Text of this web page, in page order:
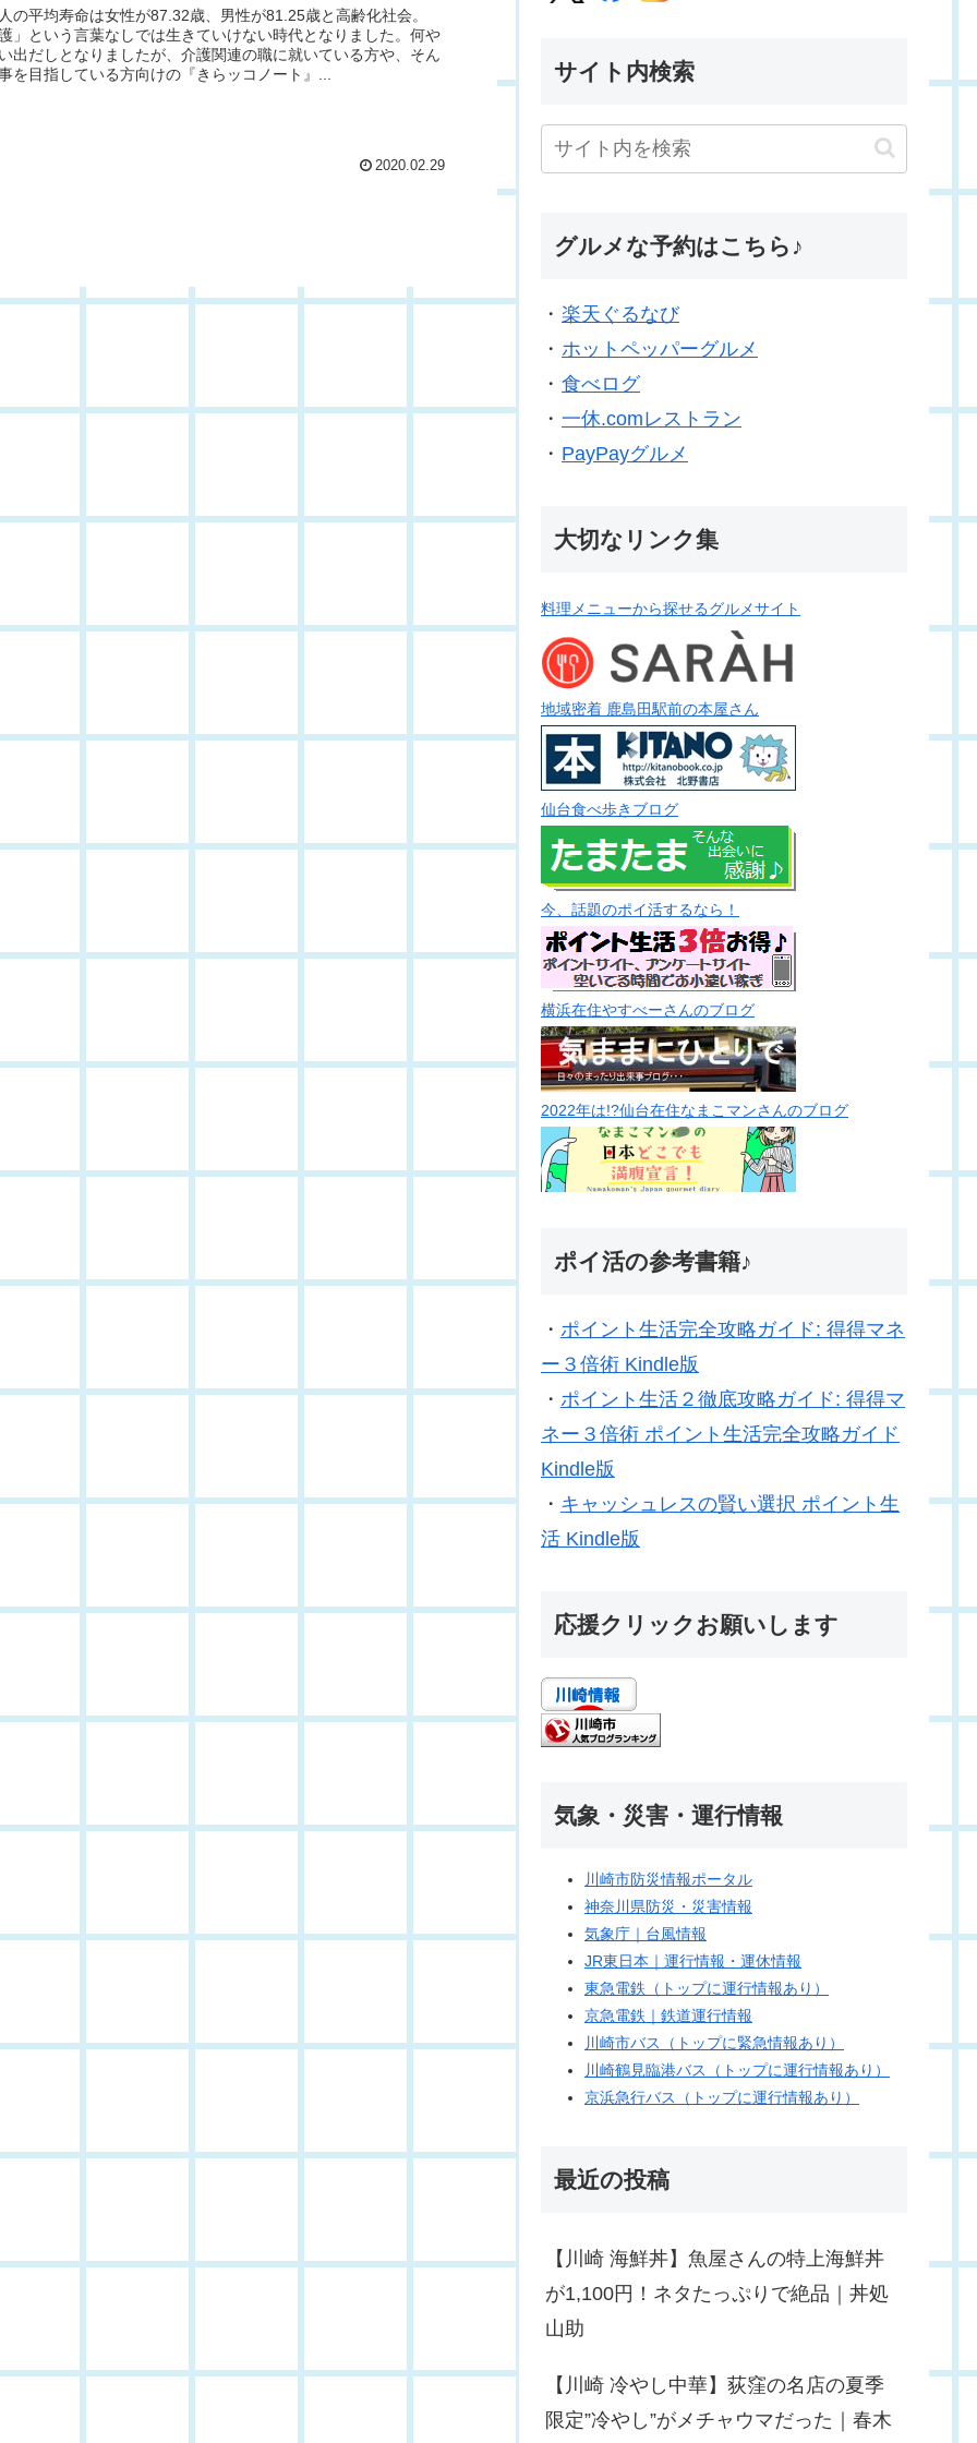
の平均寿命は女性が87.32歳、男性が81.25歳と高齢化社会。
」という言葉なしでは生きていけない時代となりました。何や
出だしとなりましたが、介護関連の職に就いている方や、そん
を目指している方向けの『きらッコノート』...
2020.02.29
サイト内検索
グルメな予約はこちら♪
・ 楽天ぐるなび
・ ホットペッパーグルメ
・ 食べログ
・ 一休.comレストラン
・ PayPayグルメ
大切なリンク集
料理メニューから探せるグルメサイト
地域密着 鹿島田駅前の本屋さん
仙台食べ歩きブログ
今、話題のポイ活するなら！
横浜在住やすべーさんのブログ
2022年は!?仙台在住なまこマンさんのブログ
ポイ活の参考書籍♪
・ ポイント生活完全攻略ガイド: 得得マネ
ー３倍術 Kindle版
・ ポイント生活２徹底攻略ガイド: 得得マ
ネー３倍術 ポイント生活完全攻略ガイド
Kindle版
・ キャッシュレスの賢い選択 ポイント生
活 Kindle版
応援クリックお願いします
気象・災害・運行情報
川崎市防災情報ポータル
神奈川県防災・災害情報
気象庁｜台風情報
JR東日本｜運行情報・運休情報
東急電鉄（トップに運行情報あり）
京急電鉄｜鉄道運行情報
川崎市バス（トップに緊急情報あり）
川崎鶴見臨港バス（トップに運行情報あり）
京浜急行バス（トップに運行情報あり）
最近の投稿
【川崎 海鮮丼】魚屋さんの特上海鮮丼
が1,100円！ネタたっぷりで絶品｜丼処
山助
【川崎 冷やし中華】荻窪の名店の夏季
限定”冷やし”がメチャウマだった｜春木